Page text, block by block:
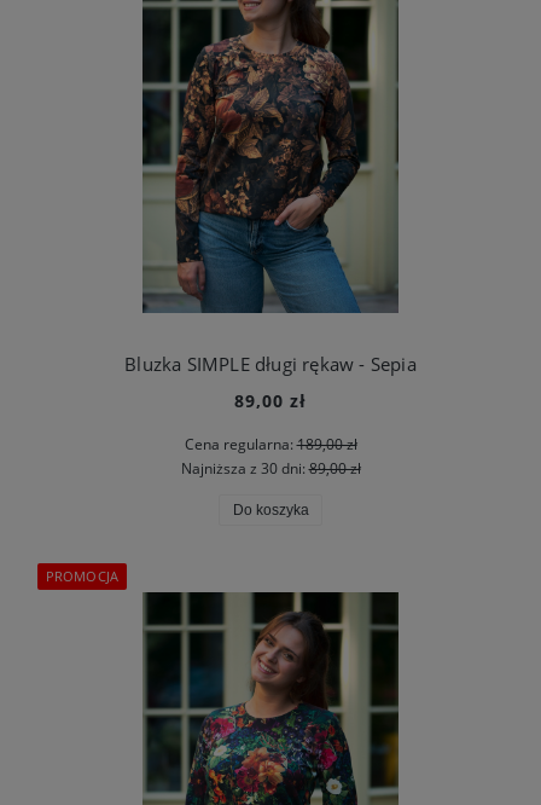
Bluzka SIMPLE długi rękaw - Sepia
89,00 zł
Cena regularna:189,00 zł
Najniższa z 30 dni:89,00 zł
Do koszyka
PROMOCJA